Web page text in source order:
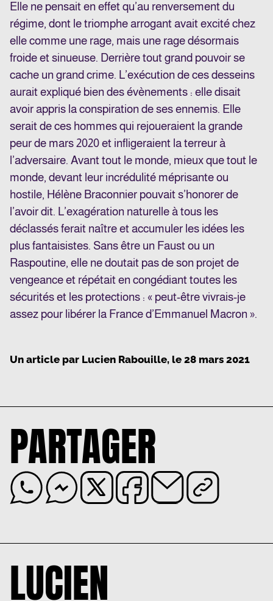
Elle ne pensait en effet qu’au renversement du
régime, dont le triomphe arrogant avait excité chez
elle comme une rage, mais une rage désormais
froide et sinueuse. Derrière tout grand pouvoir se
cache un grand crime. L’exécution de ces desseins
aurait expliqué bien des évènements : elle disait
avoir appris la conspiration de ses ennemis. Elle
serait de ces hommes qui rejoueraient la grande
peur de mars 2020 et infligeraient la terreur à
l’adversaire. Avant tout le monde, mieux que tout le
monde, devant leur incrédulité méprisante ou
hostile, Hélène Braconnier pouvait s’honorer de
l’avoir dit. L’exagération naturelle à tous les
déclassés ferait naître et accumuler les idées les
plus fantaisistes. Sans être un Faust ou un
Raspoutine, elle ne doutait pas de son projet de
vengeance et répétait en congédiant toutes les
sécurités et les protections : « peut-être vivrais-je
assez pour libérer la France d’Emmanuel Macron ».
Un article par Lucien Rabouille, le 28 mars 2021
PARTAGER
LUCIEN